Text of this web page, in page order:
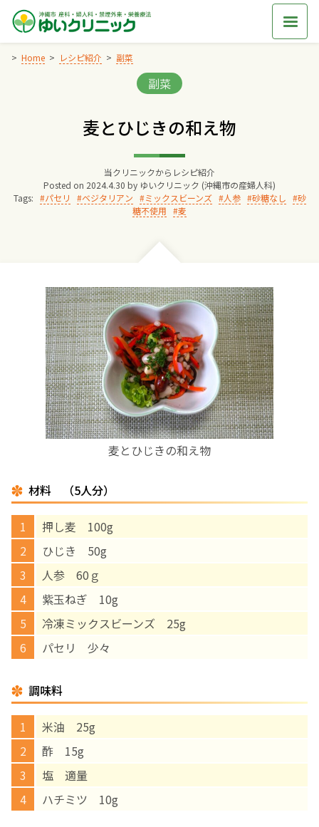
Skip
content
Home レシピ紹介 副菜
Categories:
副菜
麦とひじきの和え物
当クリニックからレシピ紹介
Posted on 2024.4.30 by ゆいクリニック (沖縄市の産婦人科)
Tags:
パセリ ベジタリアン ミックスビーンズ 人参 砂糖なし
砂
糖不使用
麦
麦とひじきの和え物
材料 （5人分）
押し麦 100g
ひじき 50g
人参 60ｇ
紫玉ねぎ 10g
冷凍ミックスビーンズ 25g
パセリ 少々
調味料
米油 25g
酢 15g
塩 適量
ハチミツ 10g
院長からのごあいさつ
妊婦健診
お産について
親と子の結びつき支援
母乳育児
その他の診療内容
‘さんルーム’ でさまざまな講座・クラス
遠方にお住まいで当院での出産を希望される方へ
医師プロフィール